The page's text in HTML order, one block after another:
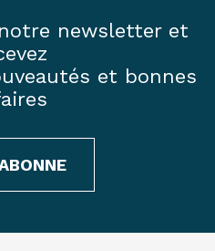
newsletter et
et bonnes